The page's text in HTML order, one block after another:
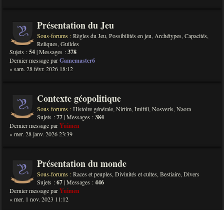
Présentation du Jeu
Sous-forums :Règles du Jeu, Possibilités en jeu, Archétypes, Capacités,
Reliques, Guildes
Sujets :54| Messages :378
Dernier message parGamemaster6
« sam. 28 févr. 2026 18:12
Contexte géopolitique
Sous-forums :Histoire générale, Nirtim, Imiftil, Nosveris, Naora
Sujets :77| Messages :384
Dernier message parYuimen
« mer. 28 janv. 2026 23:39
Présentation du monde
Sous-forums :Races et peuples, Divinités et cultes, Bestiaire, Divers
Sujets :67| Messages :446
Dernier message parYuimen
« mer. 1 nov. 2023 11:12